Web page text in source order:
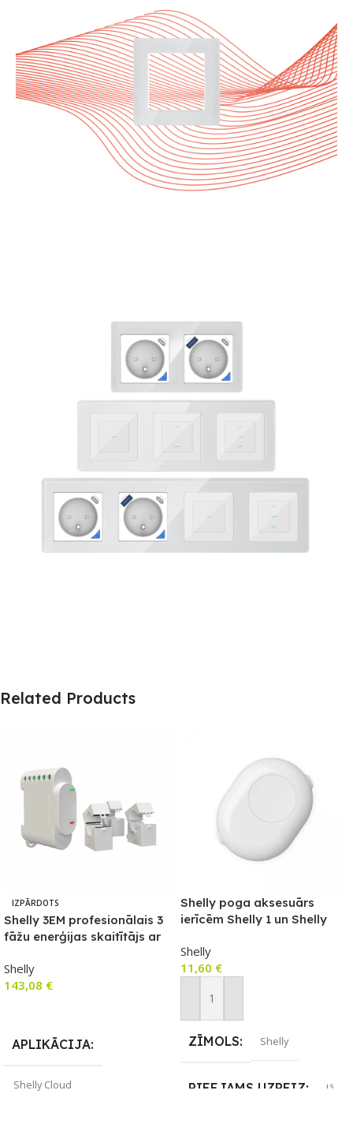
Related Products
IZPĀRDOTS
Shelly 3EM profesionālais 3
fāžu enerģijas skaitītājs ar
Shelly
143,08 €
APLIKĀCIJA
Shelly Cloud
Shelly poga aksesuārs
ierīcēm Shelly 1 un Shelly
Shelly
11,60 €
Pievienot Grozam
ZĪMOLS Shelly
PIEEJAMS UZREIZ Jā